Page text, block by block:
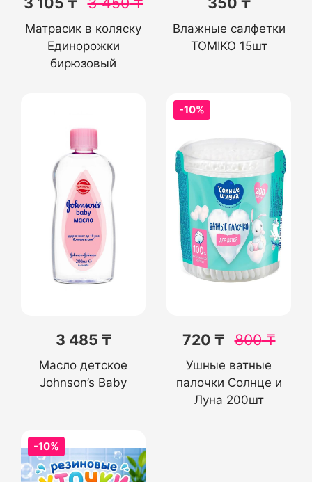
Матрасик в коляску
Единорожки
бирюзовый
Влажные салфетки
TOMIKO 15шт
3 485 ₸
Масло детское
Johnson’s Baby
-10%
720 ₸ 800₸
Ушные ватные
палочки Солнце и
Луна 200шт
-10%